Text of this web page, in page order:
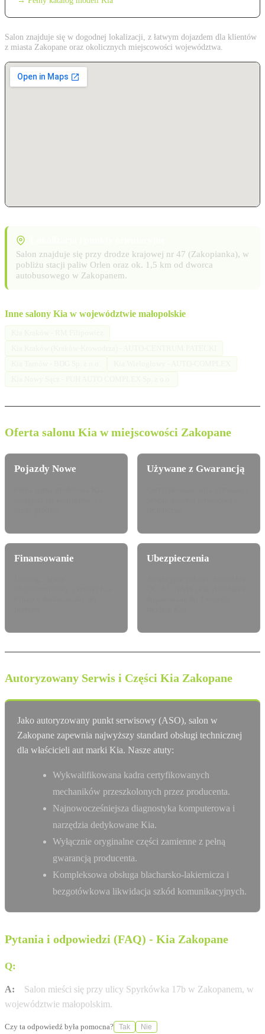
Salon znajduje się w dogodnej lokalizacji, z łatwym dojazdem dla klientów
z miasta Zakopane oraz okolicznych miejscowości województwa.
Salon znajduje się przy drodze krajowej nr 47 (Zakopianka), w
pobliżu stacji paliw Orlen oraz ok. 1,5 km od dworca
autobusowego w Zakopanem.
Inne salony Kia w województwie małopolskie
Oferta salonu Kia w miejscowości Zakopane
Pojazdy Nowe Używane z Gwarancją
Finansowanie Ubezpieczenia
Autoryzowany Serwis i Części Kia Zakopane
Jako autoryzowany punkt serwisowy (ASO), salon w
Zakopane zapewnia najwyższy standard obsługi technicznej
dla właścicieli aut marki Kia. Nasze atuty:
Wykwalifikowana kadra certyfikowanych
mechaników przeszkolonych przez producenta.
Najnowocześniejsza diagnostyka komputerowa i
narzędzia dedykowane Kia.
Wyłącznie oryginalne części zamienne z pełną
gwarancją producenta.
Kompleksowa obsługa blacharsko-lakiernicza i
bezgotówkowa likwidacja szkód komunikacyjnych.
Pytania i odpowiedzi (FAQ) - Kia Zakopane
Q:
A:
Salon mieści się przy ulicy Spyrkówka 17b w Zakopanem, w
województwie małopolskim.
Czy ta odpowiedź była pomocna? Tak Nie